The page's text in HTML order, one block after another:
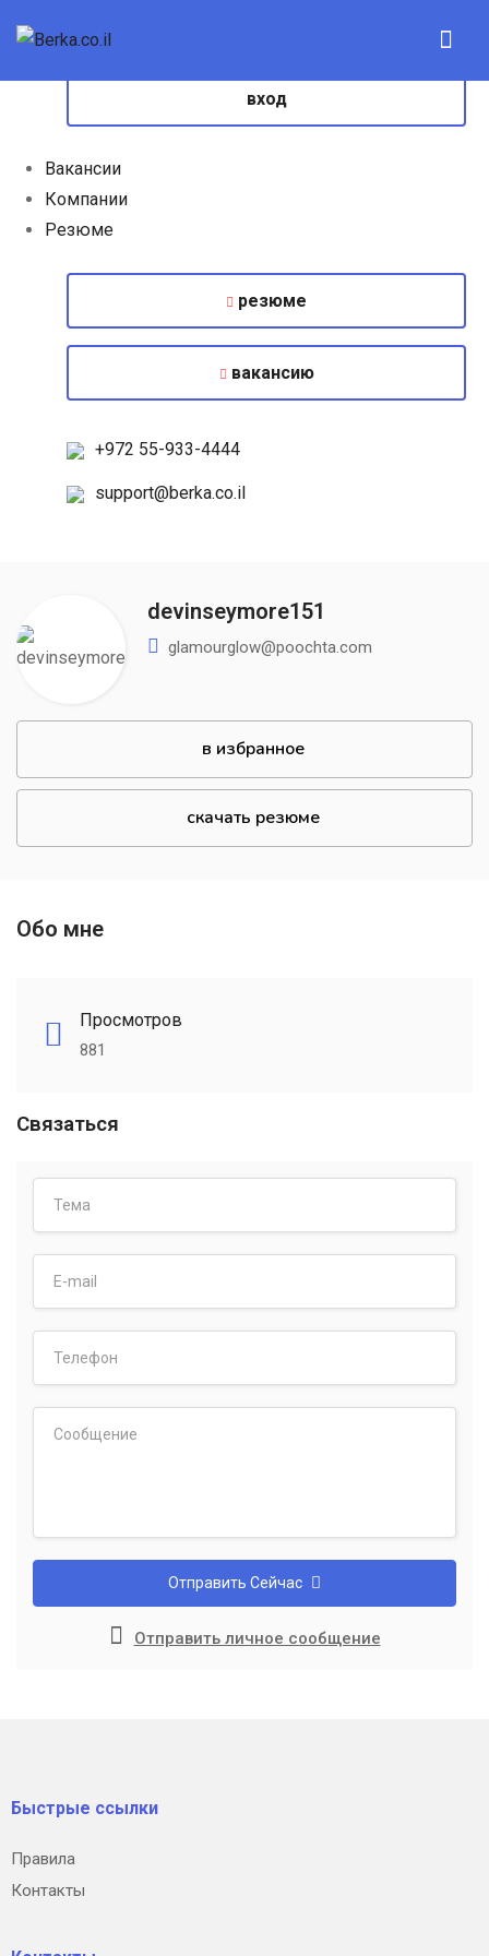
вход
Вакансии
Компании
Резюме
резюме
вакансию
+972 55-933-4444
support@berka.co.il
devinseymore151
glamourglow@poochta.com
в избранное
скачать резюме
Обо мне
Просмотров
881
Связаться
Отправить Сейчас
Отправить личное сообщение
Быстрые ссылки
Правила
Контакты